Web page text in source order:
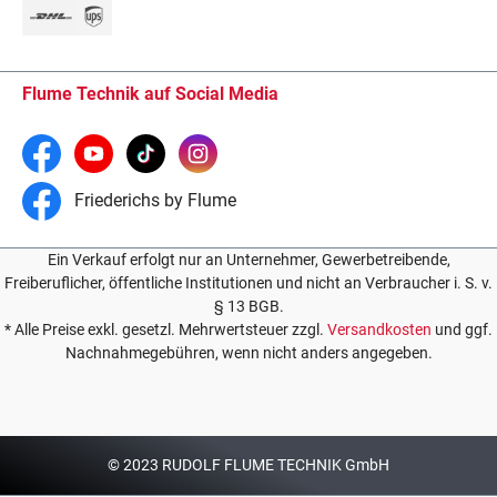
Flume Technik auf Social Media
Friederichs by Flume
Ein Verkauf erfolgt nur an Unternehmer, Gewerbetreibende,
Freiberuflicher, öffentliche Institutionen und nicht an Verbraucher i. S. v.
§ 13 BGB.
* Alle Preise exkl. gesetzl. Mehrwertsteuer zzgl. Versandkosten und ggf.
Nachnahmegebühren, wenn nicht anders angegeben.
© 2023 RUDOLF FLUME TECHNIK GmbH